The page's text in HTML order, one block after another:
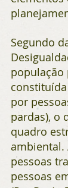
Segundo
população
por
pardas), o
quadro
ambiental.
pessoas
pessoas